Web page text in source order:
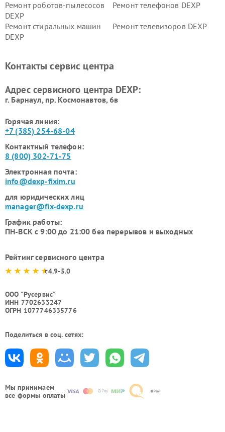
Мы принимаем
все формы оплаты
Ремонт роботов-пылесосов
DEXP
Ремонт телефонов DEXP
Ремонт стиральных машин
DEXP
Ремонт телевизоров DEXP
Ремонт серверов DEXP
Ремонт мини пк DEXP
Контакты сервис центра
Адрес сервисного центра DEXP:
г. Барнаул, ​пр. Космонавтов, 6в
Горячая линия:
+7 (385) 254-68-04
Контактный телефон:
8 (800) 302-71-75
Электронная почта:
info@dexp-fixim.ru
для юридических лиц
manager@fix-dexp.ru
График работы:
ПН-ВСК с 9:00 до 21:00 без перерывов и выходных
Рейтинг сервисного центра
4.9-5.0
ООО "Русервис"
ИНН 7702633247
ОГРН 1077746335776
Поделиться в соц. сетях: